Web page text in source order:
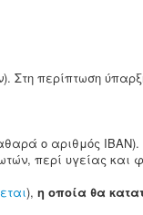
Στη περίπτωση
ο αριθμός IBAN).
περί υγείας και
), η οποία θα